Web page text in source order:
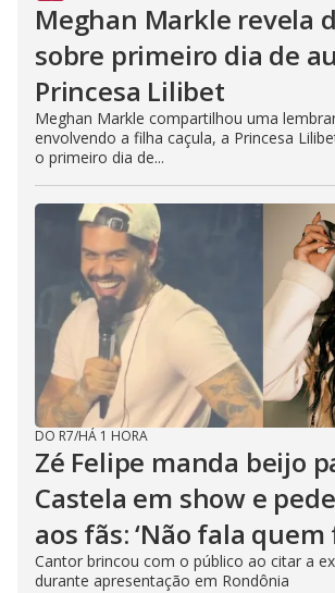
Meghan Markle revela
sobre primeiro dia de
Princesa Lilibet
Meghan Markle compartilhou uma
envolvendo a filha caçula, a Princesa
o primeiro dia de...
DO R7/HÁ 1 HORA
Zé Felipe manda beijo
Castela em show e
aos fãs: ‘Não fala quem
Cantor brincou com o público ao citar a
durante apresentação em Rondônia